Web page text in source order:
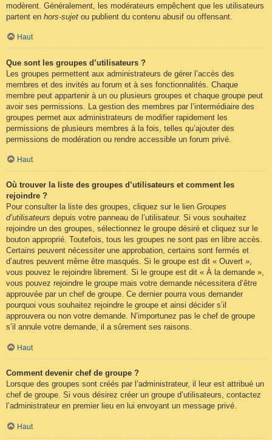
modèrent. Généralement, les modérateurs empêchent que les utilisateurs
partent en hors-sujet ou publient du contenu abusif ou offensant.
Haut
Que sont les groupes d’utilisateurs ?
Les groupes permettent aux administrateurs de gérer l’accès des
membres et des invités au forum et à ses fonctionnalités. Chaque
membre peut appartenir à un ou plusieurs groupes et chaque groupe peut
avoir ses permissions. La gestion des membres par l’intermédiaire des
groupes permet aux administrateurs de modifier rapidement les
permissions de plusieurs membres à la fois, telles qu’ajouter des
permissions de modération ou rendre accessible un forum privé.
Haut
Où trouver la liste des groupes d’utilisateurs et comment les
rejoindre ?
Pour consulter la liste des groupes, cliquez sur le lien Groupes
d’utilisateurs depuis votre panneau de l’utilisateur. Si vous souhaitez
rejoindre un des groupes, sélectionnez le groupe désiré et cliquez sur le
bouton approprié. Toutefois, tous les groupes ne sont pas en libre accès.
Certains peuvent nécessiter une approbation, certains sont fermés et
d’autres peuvent même être masqués. Si le groupe est dit « Ouvert »,
vous pouvez le rejoindre librement. Si le groupe est dit « À la demande »,
vous pouvez rejoindre le groupe mais votre demande nécessitera d’être
approuvée par un chef de groupe. Ce dernier pourra vous demander
pourquoi vous souhaitez rejoindre le groupe et ainsi décider s’il
approuvera ou non votre demande. N’importunez pas le chef de groupe
s’il annule votre demande, il a sûrement ses raisons.
Haut
Comment devenir chef de groupe ?
Lorsque des groupes sont créés par l’administrateur, il leur est attribué un
chef de groupe. Si vous désirez créer un groupe d’utilisateurs, contactez
l’administrateur en premier lieu en lui envoyant un message privé.
Haut